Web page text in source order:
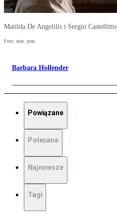
Matilda De Angelilis i Sergio Castellitto
Foto: mat. pras.
Barbara Hollender
Powiązane
Polecane
Najnowsze
Tagi